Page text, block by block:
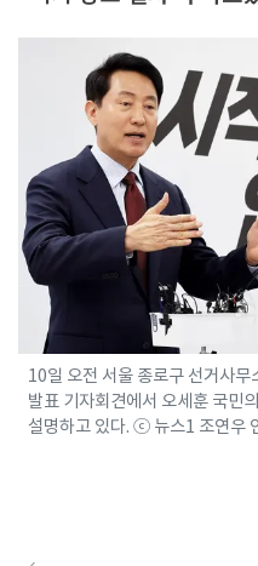
10일 오전 서울 종로구 선거사무
발표 기자회견에서 오세훈 국민
설명하고 있다. ⓒ 뉴스1 조연우